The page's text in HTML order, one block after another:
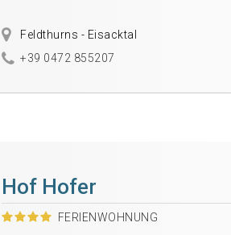
Feldthurns - Eisacktal
+39 0472 855207
Hof Hofer
FERIENWOHNUNG